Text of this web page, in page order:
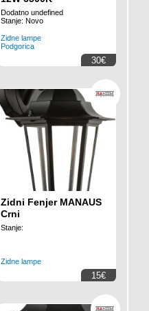
Dodatno undefined
Stanje: Novo
Zidne lampe
Podgorica
30€
Zidni Fenjer MANAUS
Crni
Stanje:
Zidne lampe
15€